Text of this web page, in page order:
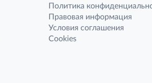
Политика
Правовая информация
Условия соглашения
Cookies